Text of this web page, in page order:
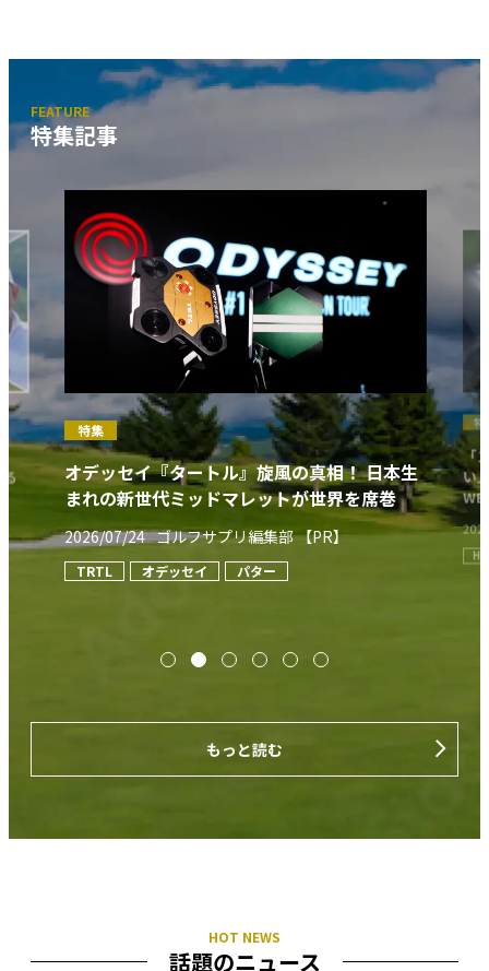
特集記事
相！ 日本生
界を席巻
特集
「ステンレスなのは言われないとわからな
い」プロもアマチュアも驚いたHONMA
2026/07/19 ゴルフサプリ編集部 【PR】
もっと読む
話題のニュース